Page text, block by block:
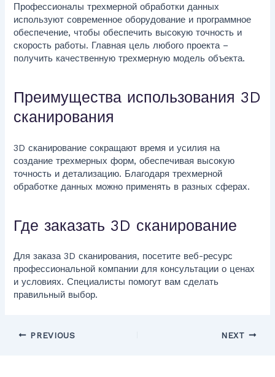
Профессионалы трехмерной обработки данных
используют современное оборудование и программное
обеспечение, чтобы обеспечить высокую точность и
скорость работы. Главная цель любого проекта –
получить качественную трехмерную модель объекта.
Преимущества использования 3D
сканирования
3D сканирование сокращают время и усилия на
создание трехмерных форм, обеспечивая высокую
точность и детализацию. Благодаря трехмерной
обработке данных можно применять в разных сферах.
Где заказать 3D сканирование
Для заказа 3D сканирования, посетите веб-ресурс
профессиональной компании для консультации о ценах
и условиях. Специалисты помогут вам сделать
правильный выбор.
PREVIOUS NEXT